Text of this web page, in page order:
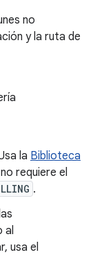
no
y la ruta de
la Biblioteca
requiere el
.
al
usa el